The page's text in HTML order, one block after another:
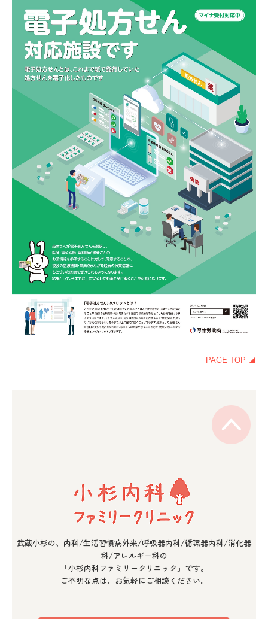
PAGE TOP ◢
武蔵小杉の、内科/生活習慣病外来/呼吸器内科/循環器内科/消化器
科/アレルギー科の
「小杉内科ファミリークリニック」です。
ご不明な点は、お気軽にご相談ください。